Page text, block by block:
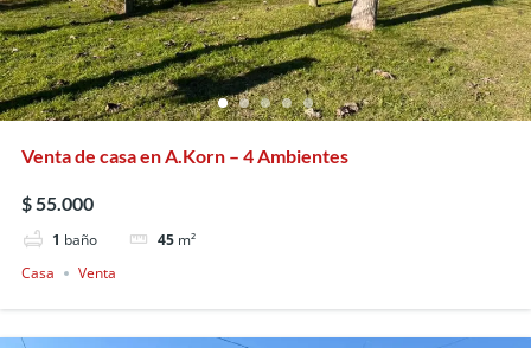
Venta de casa en A.Korn – 4 Ambientes
$ 55.000
1 baño 45 m²
Casa
Venta